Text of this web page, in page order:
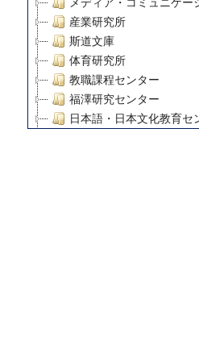
産業研究所
斯道文庫
体育研究所
教職課程センター
福澤研究センター
日本語・日本文化教育セ
慶應義塾大学グローバ
博士課程教育リーディ